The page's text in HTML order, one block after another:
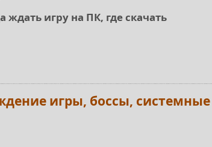
ждать игру на ПК, где скачать
игры, боссы, системные